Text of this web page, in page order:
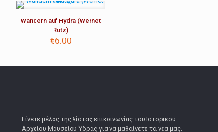
Wandern auf Hydra (Wernet
Rutz)
€6.00
Γίνετε μέλος της λίστας επικοινωνίας του Ιστορικού
Αρχείου Μουσείου Ύδρας για να μαθαίνετε τα νέα μας.